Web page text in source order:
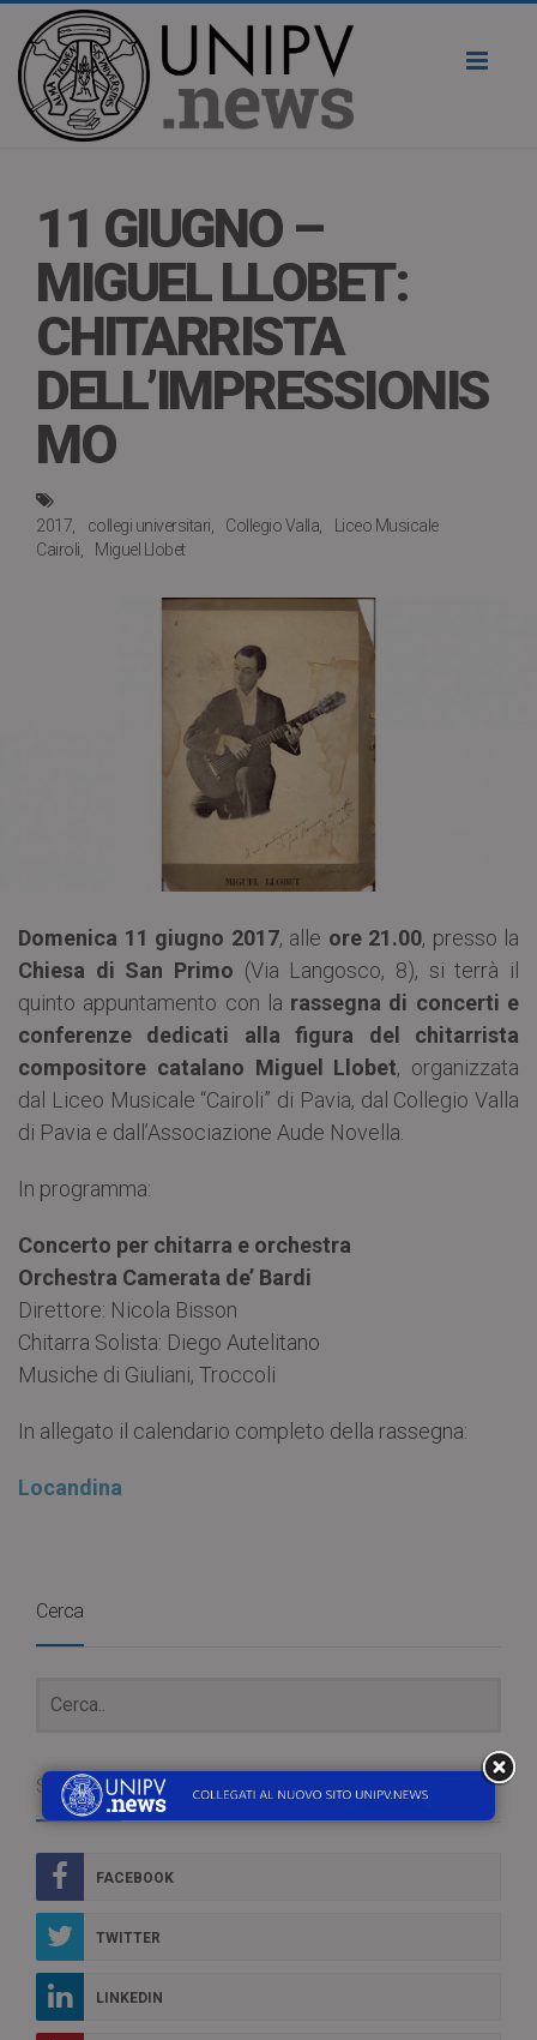
11 GIUGNO –
MIGUEL LLOBET:
CHITARRISTA
DELL’IMPRESSIONIS
MO
2017 collegi universitari Collegio Valla
Liceo Musicale
Cairoli
Miguel Llobet
Domenica 11 giugno 2017, alle ore 21.00, presso la
Chiesa di San Primo (Via Langosco, 8), si terrà il
quinto appuntamento con la rassegna di concerti e
conferenze dedicati alla figura del chitarrista
compositore catalano Miguel Llobet, organizzata
dal Liceo Musicale “Cairoli” di Pavia, dal Collegio Valla
di Pavia e dall’Associazione Aude Novella.
In programma:
Concerto per chitarra e orchestra
Orchestra Camerata de’ Bardi
Direttore: Nicola Bisson
Chitarra Solista: Diego Autelitano
Musiche di Giuliani, Troccoli
In allegato il calendario completo della rassegna:
Locandina
Cerca
Social Box
FACEBOOK
TWITTER
LINKEDIN